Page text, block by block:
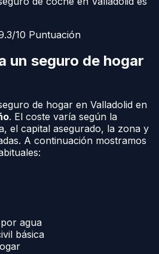
10 Puntuación
un seguro de hogar
de hogar en Valladolid en
. El coste varía según la
el capital asegurado, la zona y
A continuación mostramos
agua
básica